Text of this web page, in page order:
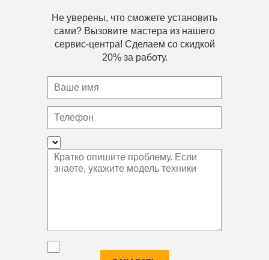
Не уверены, что сможете установить
сами? Вызовите мастера из нашего
сервис-центра! Сделаем со скидкой
20% за работу.